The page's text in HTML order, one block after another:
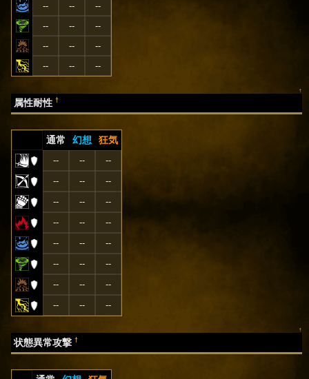
--
--
--
--
--
--
--
--
--
--
-- --
↑
属性耐性†
通常 幻想 狂気
-- --
--
--
--
--
--
--
--
--
--
--
--
--
--
--
--
--
--
--
--
--
-- --
↑
状態異常攻撃†